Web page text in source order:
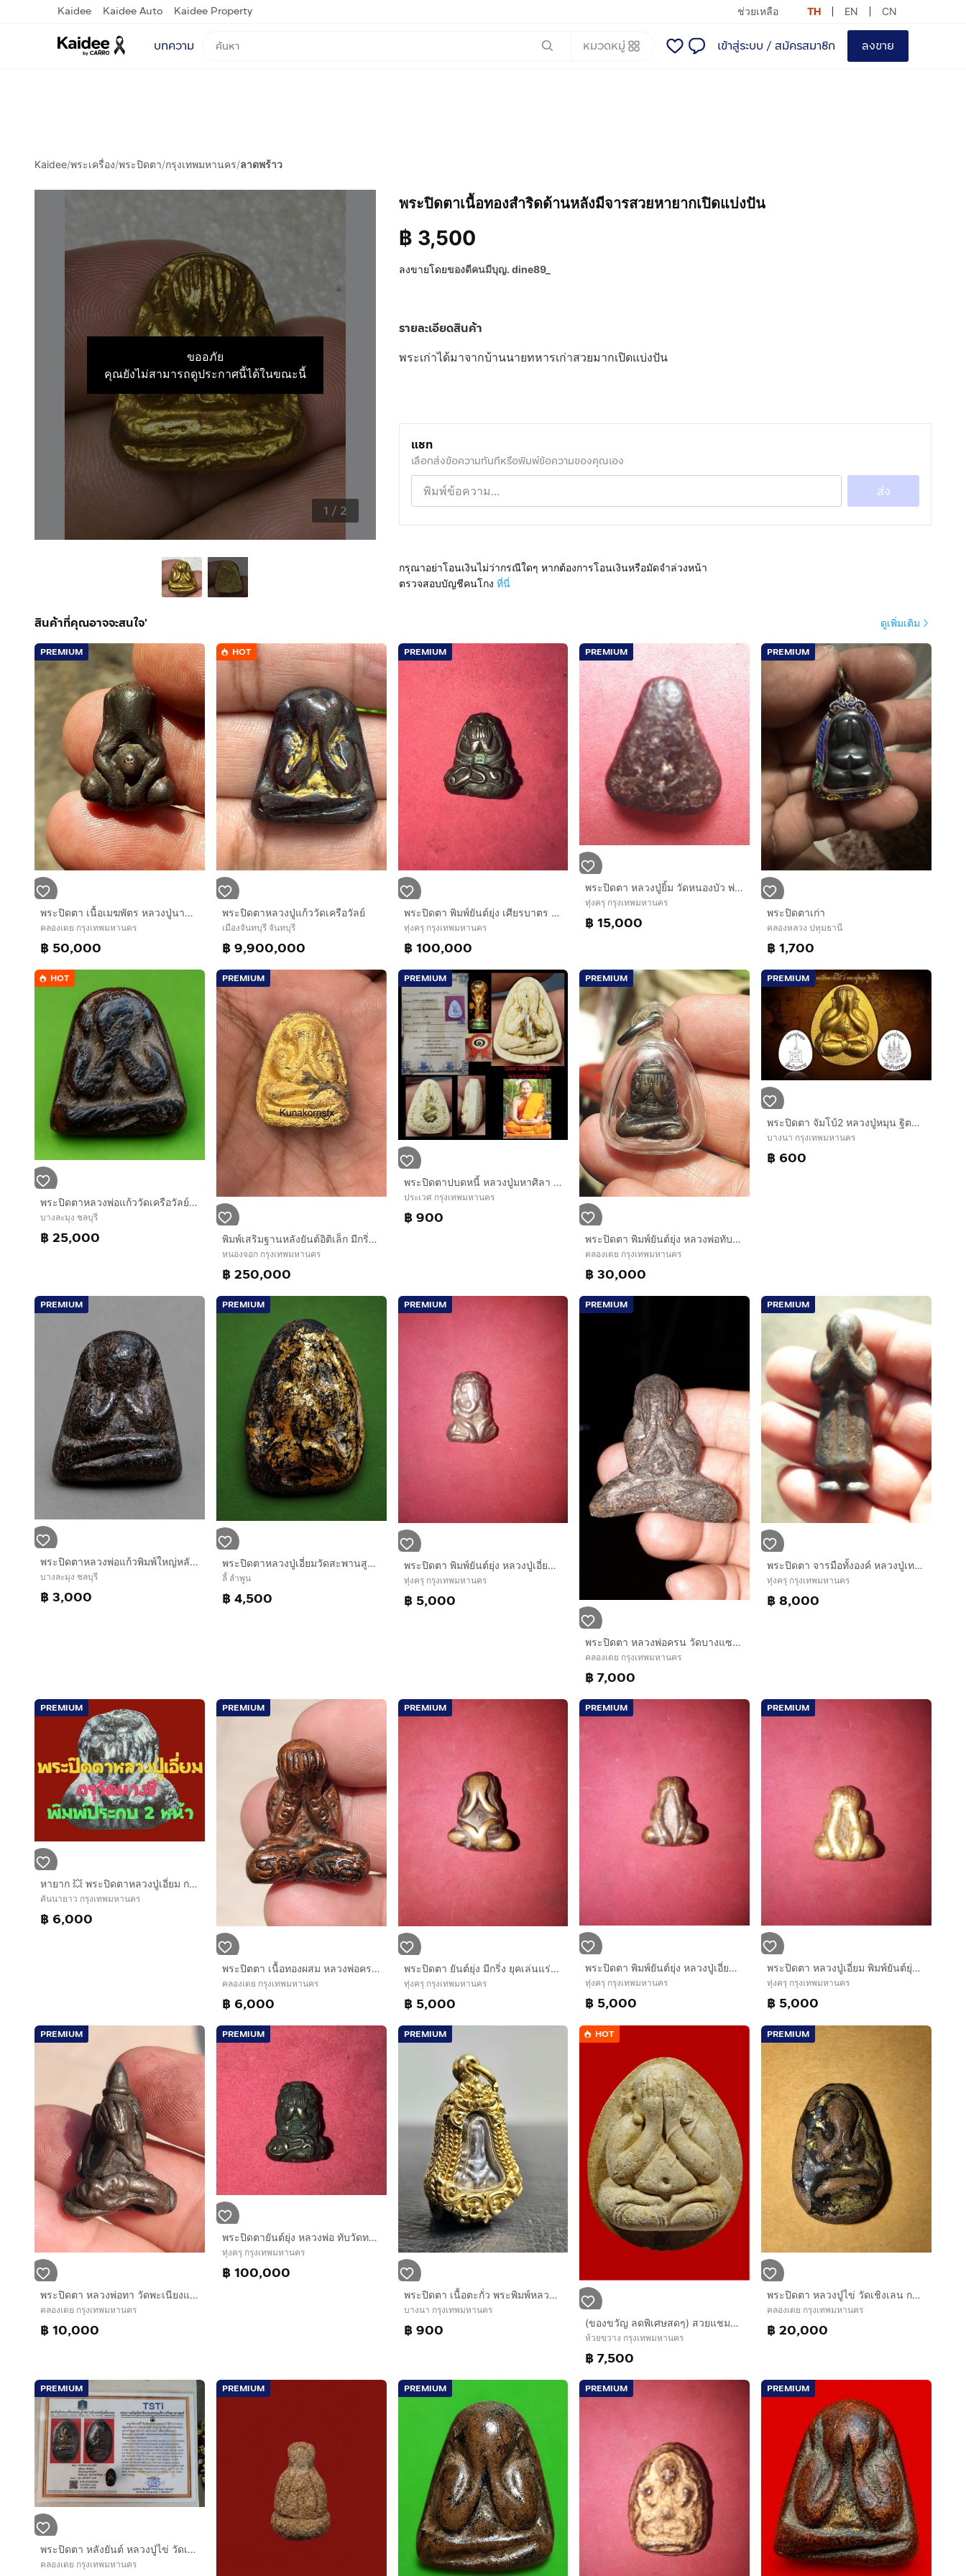
Kaidee Kaidee Auto Kaidee Property ช่วยเหลือ TH EN CN
บทความ หมวดหมู่ เข้าสู่ระบบ / สมัครสมาชิก ลงขาย
Kaidee/พระเครื่อง/พระปิดตา/กรุงเทพมหานคร/ลาดพร้าว
ขออภัย
คุณยังไม่สามารถดูประกาศนี้ได้ในขณะนี้
1 / 2
พระปิดตาเนื้อทองสำริดด้านหลังมีจารสวยหายากเปิดแบ่งปัน
฿ 3,500
ลงขายโดยของดีคนมีบุญ. dine89_
รายละเอียดสินค้า
พระเก่าได้มาจากบ้านนายทหารเก่าสวยมากเปิดแบ่งปัน
แชท
เลือกส่งข้อความทันทีหรือพิมพ์ข้อความของคุณเอง
ส่ง
กรุณาอย่าโอนเงินไม่ว่ากรณีใดๆ หากต้องการโอนเงินหรือมัดจำล่วงหน้า
ตรวจสอบบัญชีคนโกง ที่นี่
สินค้าที่คุณอาจจะสนใจ' ดูเพิ่มเติม
PREMIUM
พระปิดตา เนื้อเมฆพัตร หลวงปู่นาค วัดห้วยจระเข้ จ.นครปฐม พิมพ์สะดือจุ่น สวยงาม คมชัด สภาพสวย เก่า เดิมๆ แท้ หายากมากๆ มีใบประกาศนียบัตรรับรอง
คลองเตย กรุงเทพมหานคร
฿ 50,000
HOT
พระปิดตาหลวงปู่แก้ววัดเครือวัลย์
เมืองจันทบุรี จันทบุรี
฿ 9,900,000
PREMIUM
พระปิดตา พิมพ์ยันต์ยุ่ง เศียรบาตร เนื้อสำริดเงิน หลวงพ่อทับ อินทโชติ วัดสุวรรณาราม ( ทอง ) บางกอกน้อย พิมพ์คม ชัด เส้นยันต์คมชัด ลึก เส้นยัน
ทุ่งครุ กรุงเทพมหานคร
฿ 100,000
PREMIUM
พระปิดตา หลวงปู่ยิ้ม วัดหนองบัว พ่อเฒ่ายิ้ม หลังจารมือ เนื้อผงคลุกรัก มีเส้นผม เนื้อแห้ง เก่า แท้ หายาก สภาพสวยมาก พร้อมกรอบพระ แบบโบราณ
ทุ่งครุ กรุงเทพมหานคร
฿ 15,000
PREMIUM
พระปิดตาเก่า
คลองหลวง ปทุมธานี
฿ 1,700
HOT
พระปิดตาหลวงพ่อแก้ววัดเครือวัลย์พิมพ์กลางหลังแบบ
บางละมุง ชลบุรี
฿ 25,000
PREMIUM
พิมพ์เสริมฐานหลังยันต์อิติเล็ก มีกริ่ง มีจุด ก้นจาร พระปิดตาหลวงปู่เฮี้ยง วัดป่า
หนองจอก กรุงเทพมหานคร
฿ 250,000
PREMIUM
พระปิดตาปบดหนี้ หลวงปู่มหาศิลา ปี63 สวยแชมป์
ประเวศ กรุงเทพมหานคร
฿ 900
PREMIUM
พระปิดตา พิมพ์ยันต์ยุ่ง หลวงพ่อทับ วัดทอง เนื้อสำริด พิมพ์คม ชัด เส้นยันต์คมชัด ลึก เส้นยันต์วางได้อย่างลงตัว เป็นระเบียบ ขนาดพอดี ปี 24xx ด
คลองเตย กรุงเทพมหานคร
฿ 30,000
PREMIUM
พระปิดตา จัมโบ้2 หลวงปู่หมุน ฐิตสีโล
บางนา กรุงเทพมหานคร
฿ 600
PREMIUM
พระปิดตาหลวงพ่อแก้วพิมพ์ใหญ่หลังแบบลงรักปิดทองเนื้อผงคลุกรัก
บางละมุง ชลบุรี
฿ 3,000
PREMIUM
พระปิดตาหลวงปู่เอี่ยมวัดสะพานสูงลงรักปิดทอง
ลี้ ลำพูน
฿ 4,500
PREMIUM
พระปิดตา พิมพ์ยันต์ยุ่ง หลวงปู่เอี่ยม วัดหนัง ปี2460 เนื้อสำริดเงิน พิมพ์เล็ก สวยงาม คมชัด สภาพสวย เหี่่ยวย่น พรุ่นเก่า เดิมๆ แท้ หายากมากๆ
ทุ่งครุ กรุงเทพมหานคร
฿ 5,000
PREMIUM
พระปิดตา หลวงพ่อครน วัดบางแซะ รุ่นแรก ประมาณปี 2480 เนื้อผง จารเต็มองค์ ขนาดจัมโบ้ ดูง่ายสพระปิดตาเข่ากว้าง แท้ดูง่าย สบายตา พระสวยเดิมๆฟอร์
คลองเตย กรุงเทพมหานคร
฿ 7,000
PREMIUM
พระปิดตา จารมือทั้งองค์ หลวงปู่เทพโลกอุดร พิมพ์ยืน เนื้อตะกั่ว ขนาดพระ 1.5 x 5.5 ซม. จารเก่า คมลึก ด้วยลายมือสวยมาก ตะกั่วสีจืดแล้ว มีน้ำหนั
ทุ่งครุ กรุงเทพมหานคร
฿ 8,000
PREMIUM
หายาก 💥 พระปิดตาหลวงปู่เอี่ยม กรุวัดนางชี พิมพ์ประกบ 2 หน้า เนื้อตะกั่วขึ้นปรอทขาว หลวงปู่เอี่ยม วัดหนัง ปลุกเสก
คันนายาว กรุงเทพมหานคร
฿ 6,000
PREMIUM
พระปิตตา เนื้อทองผสม หลวงพ่อครน วัดบางแซะ ผิวสองสี สวยมาก เก่า แท้ แปลก หายาก พระปิดตาใหญ่ประมาณ โคนนิ้วชี้ เป็นเนื้อทองผสม ทองคำ เงิน นาก แ
คลองเตย กรุงเทพมหานคร
฿ 6,000
PREMIUM
พระปิดตา ยันต์ยุ่ง มีกริ่ง ยุคเล่นแร่แปรธาตุ หลวงพ่อเดิม วัดหนองโพ เนื้อทองผสม ผิวขึ้นเป็นเกล็ดกระดี่ ฝังเหล็กไหลเป็นกริ่ง สวยงาม คมชัด สภาพ
ทุ่งครุ กรุงเทพมหานคร
฿ 5,000
PREMIUM
พระปิดตา พิมพ์ยันต์ยุ่ง หลวงปู่เอี่ยม ออกวัดโคนอน ปี2460 เนื้อทองผสม พิมพ์ต้นฉบับสร้างก่อนวัดหนัง สวยงาม คมชัด สภาพสวย เหี่่ยวย่น เก่า เดิมๆ
ทุ่งครุ กรุงเทพมหานคร
฿ 5,000
PREMIUM
พระปิดตา หลวงปู่เอี่ยม พิมพ์ยันต์ยุ่ง ออกวัดโคนอน ปี2460 เนื้อทองผสม พิมพ์ต้นฉบับสร้างก่อนวัดหนัง สวยงาม คมชัด สภาพสวย เหี่่ยวย่น เก่า เดิมๆ
ทุ่งครุ กรุงเทพมหานคร
฿ 5,000
PREMIUM
พระปิดตา หลวงพ่อทา วัดพะเนียงแตก นครปฐม พิมพ์เกลอเดี่ยว เนื้อสำริด ขนาดพระ 2 x 3 ซม.ท่านได้สร้างและปลุกเสกเอาไว้ในยุคแรกๆ ประมาณปี พ.ศ.2460
คลองเตย กรุงเทพมหานคร
฿ 10,000
PREMIUM
พระปิดตายันต์ยุ่ง หลวงพ่อ ทับวัดทอง พิมพ์ตุ๊กตา ยันต์น่อง เนื้อสัมฤทธิ์เงิน ขนาดเล็กน่ารักน่าคล้องบูชา สภาพสวยมาก หุ่นพิมพ์มาตรฐานนิยม เส้นย
ทุ่งครุ กรุงเทพมหานคร
฿ 100,000
PREMIUM
พระปิดตา เนื้อตะกั่ว พระพิมพ์หลวงปู่เอี่ยม ออกวัดโคนอน
บางนา กรุงเทพมหานคร
฿ 900
HOT
(ของขวัญ ลดพิเศษสดๆ) สวยแชมป์ รุ่นแรก 1 ใน 2,999 องค์เท่านั้น (สวยแท้ ราคาจับต้องได้)
ห้วยขวาง กรุงเทพมหานคร
฿ 7,500
PREMIUM
พระปิดตา หลวงปู่ไข่ วัดเชิงเลน กทม. พิมพ์ใหญ่ หลังอูม เนื้อผงคลุกรักผสมผงพุทธคุณ มวลสารจากผงอิทธิเจ ปิดทองเก่าๆ คราบไขเดิมๆ สวยงามมากๆ สภาพส
คลองเตย กรุงเทพมหานคร
฿ 20,000
PREMIUM
พระปิดตา หลังยันต์ หลวงปู่ไข่ วัดเชิงเลน กทม. พิมพ์ใหญ่ เนื้อผงจุ่มรัก มีมวลสารจากผงอิทธิเจ ปิดทองเก่าๆ คราบไขเดิมๆ สวยงามมากๆ สภาพสวย สมบูร
คลองเตย กรุงเทพมหานคร
PREMIUM PREMIUM PREMIUM PREMIUM